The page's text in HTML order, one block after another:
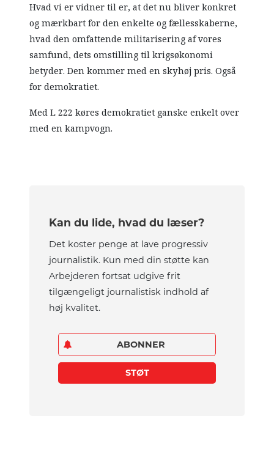
Hvad vi er vidner til er, at det nu bliver konkret
og mærkbart for den enkelte og fællesskaberne,
hvad den omfattende militarisering af vores
samfund, dets omstilling til krigsøkonomi
betyder. Den kommer med en skyhøj pris. Også
for demokratiet.
Med L 222 køres demokratiet ganske enkelt over
med en kampvogn.
Kan du lide, hvad du læser?
Det koster penge at lave progressiv
journalistik. Kun med din støtte kan
Arbejderen fortsat udgive frit
tilgængeligt journalistisk indhold af
høj kvalitet.
ABONNER
STØT